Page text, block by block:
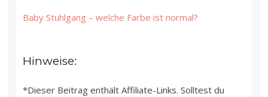
Baby Stuhlgang – welche Farbe ist normal?
Hinweise:
*Dieser Beitrag enthält Affiliate-Links. Solltest du